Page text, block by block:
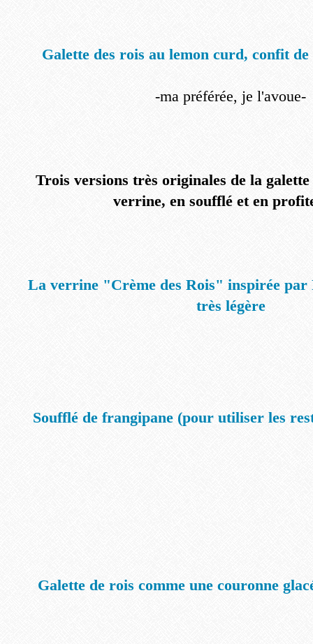
Galette des rois au lemon curd, confit
-ma préférée, je l'avoue-
Trois versions très originales de la
verrine, en soufflé et en
La verrine "Crème des Rois" inspirée par
très légère
Soufflé de frangipane (pour utiliser les
Galette de rois comme une couronne